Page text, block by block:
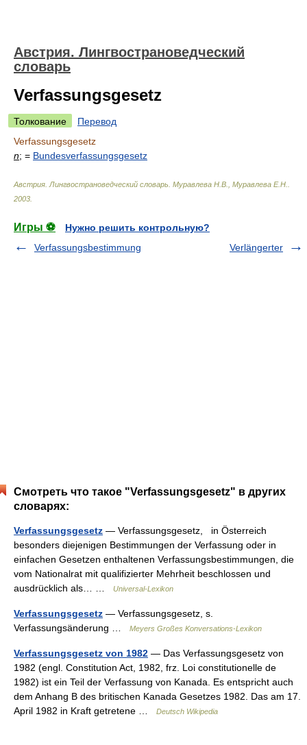
Австрия. Лингвострановедческий
словарь
Verfassungsgesetz
Толкование
Перевод
Verfassungsgesetz
n; = Bundesverfassungsgesetz
Австрия. Лингвострановедческий словарь Муравлева Н.В., Муравлева Е.Н.
2003
Игры ⚽
Нужно решить контрольную?
Verfassungsbestimmung
Verlängerter
Смотреть что такое "Verfassungsgesetz" в других
словарях:
Verfassungsgesetz — Verfassungsgesetz, in Österreich
besonders diejenigen Bestimmungen der Verfassung oder in
einfachen Gesetzen enthaltenen Verfassungsbestimmungen, die
vom Nationalrat mit qualifizierter Mehrheit beschlossen und
ausdrücklich als… …
Universal-Lexikon
Verfassungsgesetz — Verfassungsgesetz, s.
Verfassungsänderung …
Meyers Großes Konversations-Lexikon
Verfassungsgesetz von 1982 — Das Verfassungsgesetz von
1982 (engl. Constitution Act, 1982, frz. Loi constitutionelle de
1982) ist ein Teil der Verfassung von Kanada. Es entspricht auch
dem Anhang B des britischen Kanada Gesetzes 1982. Das am 17.
April 1982 in Kraft getretene …
Deutsch Wikipedia